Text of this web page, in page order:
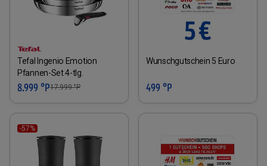
Tefal Ingenio Emotion
Pfannen-Set 4-tlg.
8.999 °P17.999°P
Wunschgutschein 5 Euro
499 °P
-57%